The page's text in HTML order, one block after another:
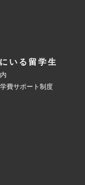
いる留学生
費サポート制度